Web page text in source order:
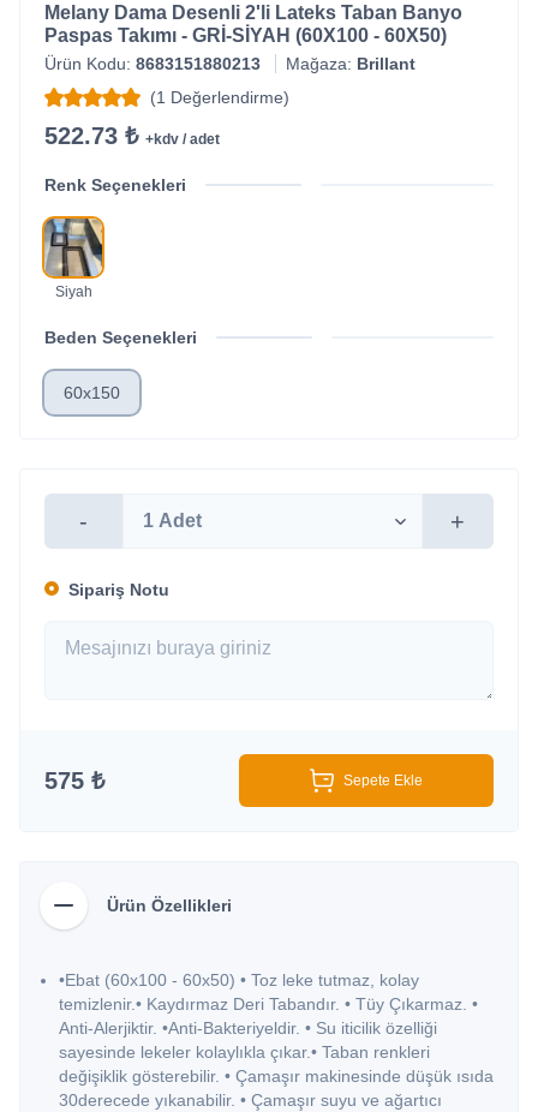
Melany Dama Desenli 2'li Lateks Taban Banyo
Paspas Takımı - GRİ-SİYAH (60X100 - 60X50)
Ürün Kodu: 8683151880213 Mağaza: Brillant
(1 Değerlendirme)
522.73 ₺ +kdv / adet
Renk Seçenekleri
Siyah
Beden Seçenekleri
60x150
- +
Sipariş Notu
575 ₺ Sepete Ekle
Ürün Özellikleri
•Ebat (60x100 - 60x50) • Toz leke tutmaz, kolay
temizlenir.• Kaydırmaz Deri Tabandır. • Tüy Çıkarmaz. •
Anti-Alerjiktir. •Anti-Bakteriyeldir. • Su iticilik özelliği
sayesinde lekeler kolaylıkla çıkar.• Taban renkleri
değişiklik gösterebilir. • Çamaşır makinesinde düşük ısıda
30derecede yıkanabilir. • Çamaşır suyu ve ağartıcı